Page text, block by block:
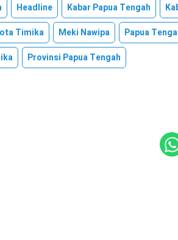
Headline Kabar Papua Tengah
Timika Meki Nawipa Papua
Provinsi Papua Tengah